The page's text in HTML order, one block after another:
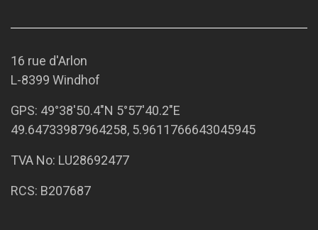
16 rue d'Arlon
L-8399 Windhof
GPS: 49°38'50.4"N 5°57'40.2"E
49.64733987964258, 5.9611766643045945
TVA No: LU28692477
RCS: B207687